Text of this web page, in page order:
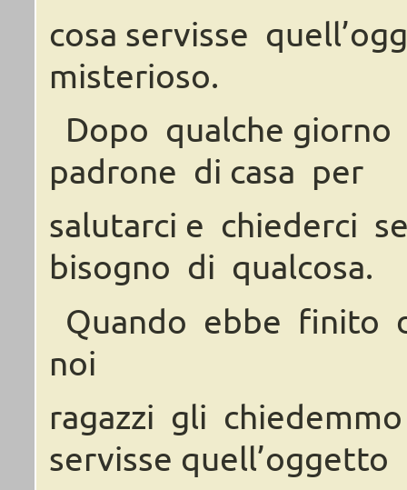
cosa servisse
misterioso.
Dopo qualche giorno
padrone di casa per
salutarci e chiederci
bisogno di qualcosa.
Quando ebbe finito
noi
ragazzi gli chiedemmo
servisse quell’oggetto